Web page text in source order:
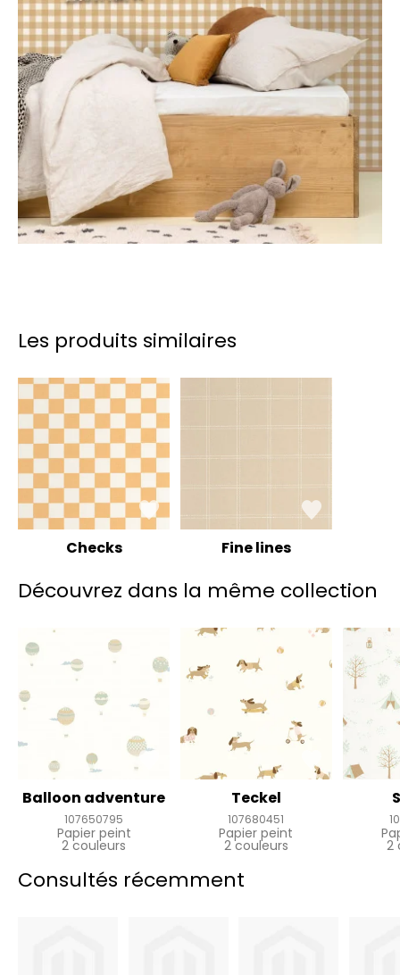
Les produits similaires
Checks Fine lines
Découvrez dans la même collection
Balloon adventure
107650795
Papier peint
2 couleurs
Teckel
107680451
Papier peint
2 couleurs 2
Consultés récemment